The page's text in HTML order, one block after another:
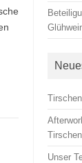
Unser